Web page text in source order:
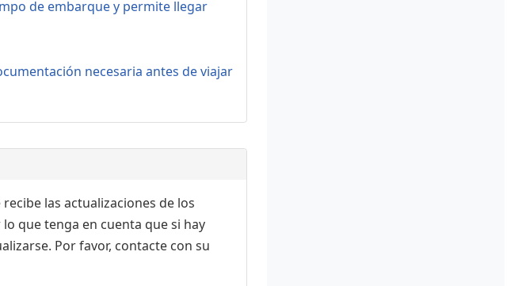
de embarque y permite llegar
necesaria antes de viajar
las actualizaciones de los
que tenga en cuenta que si hay
Por favor, contacte con su